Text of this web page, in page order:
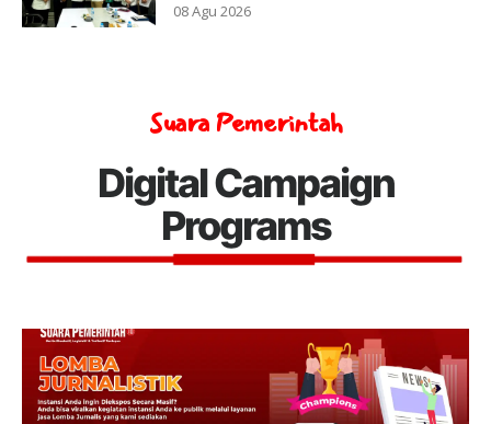
08 Agu 2026
Suara Pemerintah
Digital Campaign
Programs